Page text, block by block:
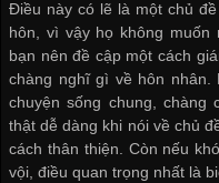
Điều này có lẽ là một chủ
hôn, vì vậy họ không muốn
bạn nên đề cập một cách
chàng nghĩ gì về hôn nhân.
chuyện sống chung,
thật dễ dàng khi nói về chủ
cách thân thiện. Còn nếu
vội, điều quan trọng nhất là